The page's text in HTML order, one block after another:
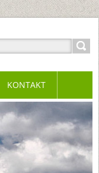
KONTAKT